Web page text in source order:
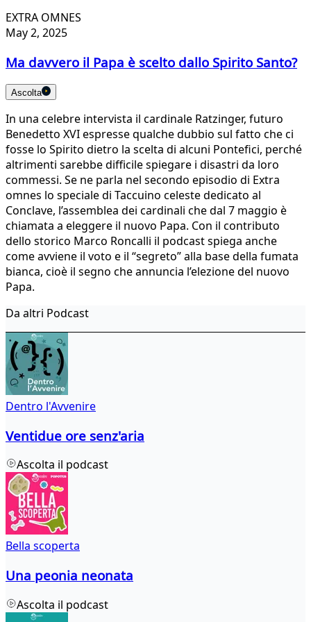
EXTRA OMNES
May 2, 2025
Ma davvero il Papa è scelto dallo Spirito Santo?
Ascolta
In una celebre intervista il cardinale Ratzinger, futuro
Benedetto XVI espresse qualche dubbio sul fatto che ci
fosse lo Spirito dietro la scelta di alcuni Pontefici, perché
altrimenti sarebbe difficile spiegare i disastri da loro
commessi. Se ne parla nel secondo episodio di Extra
omnes lo speciale di Taccuino celeste dedicato al
Conclave, l’assemblea dei cardinali che dal 7 maggio è
chiamata a eleggere il nuovo Papa. Con il contributo
dello storico Marco Roncalli il podcast spiega anche
come avviene il voto e il “segreto” alla base della fumata
bianca, cioè il segno che annuncia l’elezione del nuovo
Papa.
Da altri Podcast
Dentro l'Avvenire
Ventidue ore senz'aria
Ascolta il podcast
Bella scoperta
Una peonia neonata
Ascolta il podcast